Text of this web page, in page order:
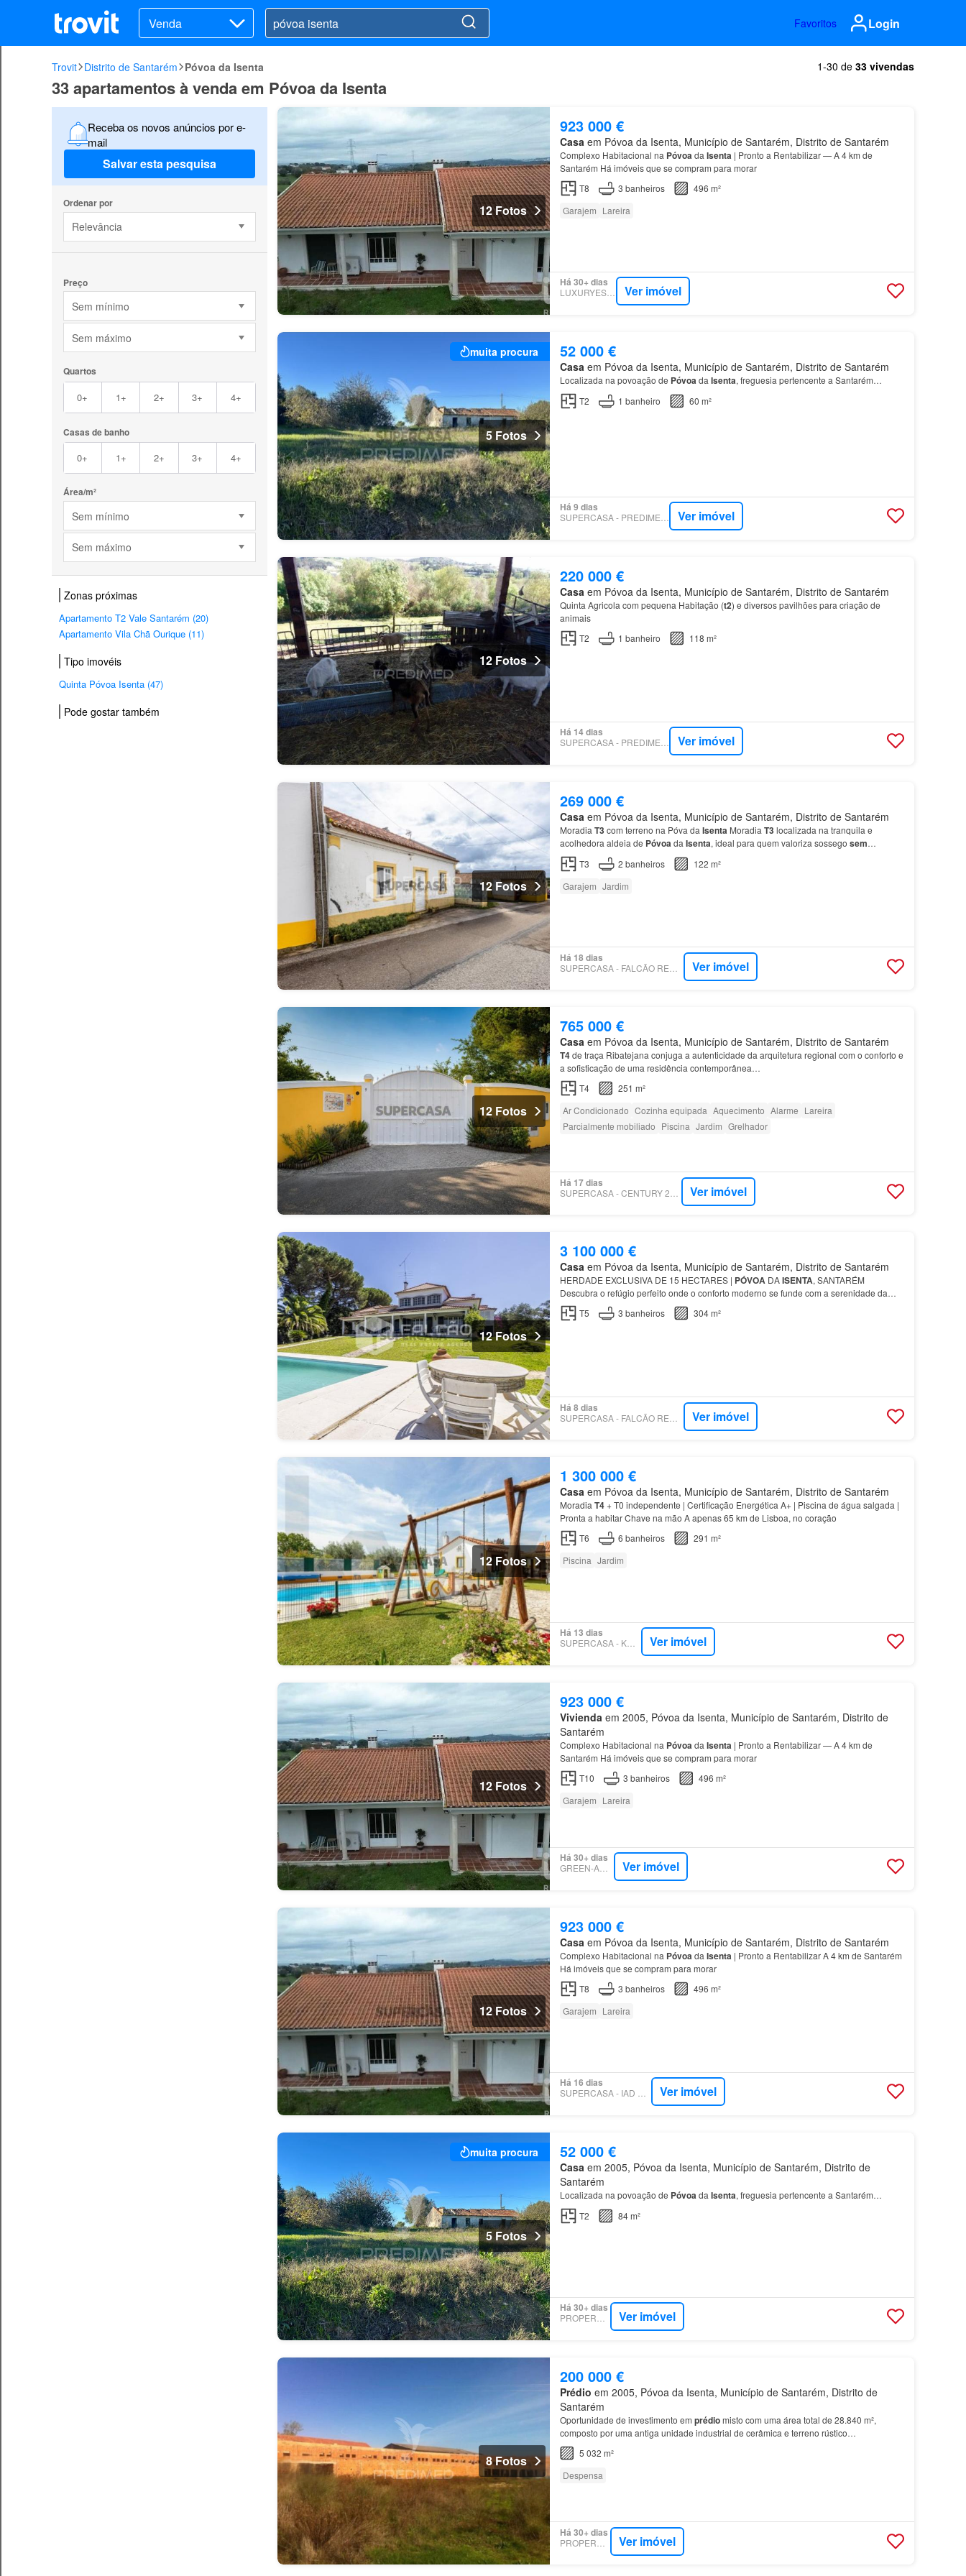
Venda Favoritos Login
Trovit Distrito de Santarém Póvoa da Isenta 1-30 de 33 vivendas
33 apartamentos à venda em Póvoa da Isenta
Receba os novos anúncios por e-
mail
Salvar esta pesquisa
Ordenar por
Relevância
Preço
Sem mínimo
Sem máximo
Quartos
0+ 1+ 2+ 3+ 4+
Casas de banho
0+ 1+ 2+ 3+ 4+
Área/m²
Sem mínimo
Sem máximo
Zonas próximas
Apartamento T2 Vale Santarém (20)
Apartamento Vila Chã Ourique (11)
Tipo imovéis
Quinta Póvoa Isenta (47)
Pode gostar também
12 Fotos
923 000 €
Casaem Póvoa da Isenta, Município de Santarém, Distrito de Santarém
Complexo Habitacional na Póvoada Isenta | Pronto a Rentabilizar — A 4 km de
Santarém Há imóveis que se compram para morar
T8
3 banheiros
496 m²
Garajem Lareira
Há 30+ dias
LUXURYESTATE Ver imóvel
muita procura
5 Fotos
52 000 €
Casa em Póvoa da Isenta, Município de Santarém, Distrito de Santarém
Localizada na povoação de Póvoada Isenta, freguesia pertencente a Santarém…
T2
1 banheiro 60 m²
Há 9 dias
SUPERCASA - PREDIMED IMOBILÍARIA Ver imóvel
12 Fotos
220 000 €
Casa em Póvoa da Isenta, Município de Santarém, Distrito de Santarém
Quinta Agricola com pequena Habitação (t2) e diversos pavilhões para criação de
animais
T2
1 banheiro 118 m²
Há 14 dias
SUPERCASA - PREDIMED IMOBILÍARIA Ver imóvel
12 Fotos
269 000 €
Casa em Póvoa da Isenta, Município de Santarém, Distrito de Santarém
Moradia T3com terreno na Póva da Isenta Moradia T3localizada na tranquila e
acolhedora aldeia de Póvoada Isenta, ideal para quem valoriza sossego sem…
T3
2 banheiros
122 m²
Garajem Jardim
Há 18 dias
Ver imóvel
12 Fotos
765 000 €
Casaem Póvoa da Isenta, Município de Santarém, Distrito de Santarém
T4de traça Ribatejana conjuga a autenticidade da arquitetura regional com o conforto e
a sofisticação de uma residência contemporânea…
T4
251 m²
Ar Condicionado Cozinha equipada Aquecimento Alarme Lareira
Parcialmente mobiliado Piscina Jardim Grelhador
Há 17 dias
Ver imóvel
12 Fotos
3 100 000 €
Casaem Póvoa da Isenta, Município de Santarém, Distrito de Santarém
HERDADE EXCLUSIVA DE 15 HECTARES | PÓVOA DAISENTA, SANTARÉM
Descubra o refúgio perfeito onde o conforto moderno se funde com a serenidade da
natureza…
T5 3 banheiros 304 m²
Há 8 dias
Ver imóvel
12 Fotos
1 300 000 €
Casaem Póvoa da Isenta, Município de Santarém, Distrito de Santarém
Moradia T4+ T0 independente | Certificação Energética A+ | Piscina de água salgada |
Pronta a habitar Chave na mão A apenas 65 km de Lisboa, no coração
T6
6 banheiros
291 m²
Piscina Jardim
Há 13 dias
SUPERCASA - KW ÁBACO Ver imóvel
12 Fotos
923 000 €
Vivienda em 2005, Póvoa da Isenta, Município de Santarém, Distrito de
Santarém
Complexo Habitacional na Póvoada Isenta | Pronto a Rentabilizar — A 4 km de
Santarém Há imóveis que se compram para morar
T10
3 banheiros
496 m²
Garajem Lareira
Há 30+ dias
GREEN-ACRES Ver imóvel
12 Fotos
923 000 €
Casa em Póvoa da Isenta, Município de Santarém, Distrito de Santarém
Complexo Habitacional na Póvoada Isenta | Pronto a Rentabilizar A 4 km de Santarém
Há imóveis que se compram para morar
T8
3 banheiros
496 m²
Garajem Lareira
Há 16 dias
Ver imóvel
muita procura
5 Fotos
52 000 €
Casa em 2005, Póvoa da Isenta, Município de Santarém, Distrito de
Santarém
Localizada na povoação de Póvoada Isenta, freguesia pertencente a Santarém…
T2
84 m²
Há 30+ dias
Ver imóvel
8 Fotos
200 000 €
Prédio em 2005, Póvoa da Isenta, Município de Santarém, Distrito de
Santarém
Oportunidade de investimento em prédiomisto com uma área total de 28.840 m²,
composto por uma antiga unidade industrial de cerâmica e terreno rústico…
5 032 m²
Despensa
Há 30+ dias
Ver imóvel